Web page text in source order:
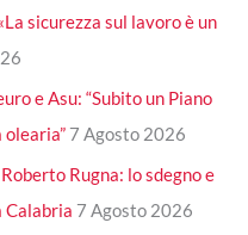
sicurezza sul lavoro è un
e Asu: “Subito un Piano
7 Agosto 2026
Rugna: lo sdegno e
Calabria 7 Agosto 2026